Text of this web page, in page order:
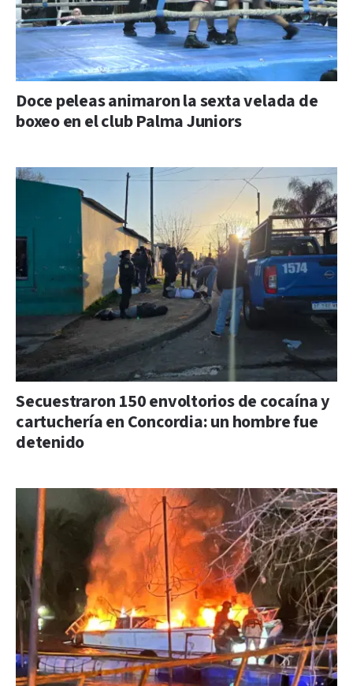
Doce peleas animaron la sexta velada de
boxeo en el club Palma Juniors
Secuestraron 150 envoltorios de cocaína y
cartuchería en Concordia: un hombre fue
detenido